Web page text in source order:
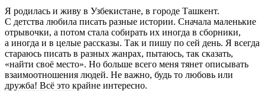
Я родилась и живу в Узбекистане, в городе Ташкент.
С детства любила писать разные истории. Сначала маленькие
отрывочки, а потом стала собирать их иногда в сборники,
а иногда и в целые рассказы. Так и пишу по сей день. Я всегда
стараюсь писать в разных жанрах, пытаюсь, так сказать,
«найти своё место». Но больше всего меня тянет описывать
взаимоотношения людей. Не важно, будь то любовь или
дружба! Всё это крайне интересно.